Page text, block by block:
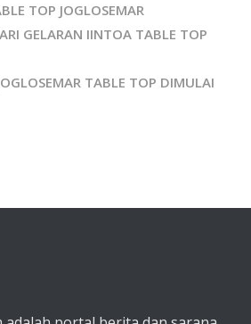
TOP JOGLOSEMAR
GELARAN IINTOA TABLE TOP
TABLE TOP DIMULAI